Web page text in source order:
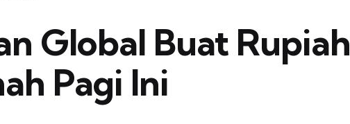
Global Buat Rupiah
Pagi Ini